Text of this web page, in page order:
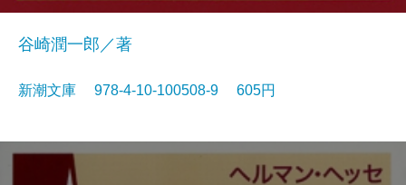
谷崎潤一郎／著
新潮文庫 978-4-10-100508-9 605円